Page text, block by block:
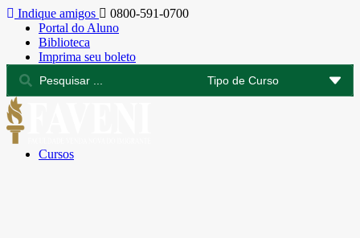
Indique amigos
0800-591-0700
Portal do Aluno
Biblioteca
Imprima seu boleto
Cursos